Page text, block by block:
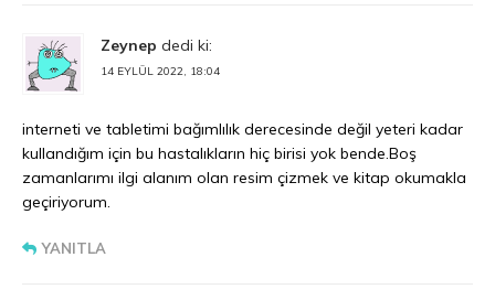
Zeynep dedi ki:
14 EYLÜL 2022, 18:04
interneti ve tabletimi bağımlılık derecesinde değil yeteri kadar
kullandığım için bu hastalıkların hiç birisi yok bende.Boş
zamanlarımı ilgi alanım olan resim çizmek ve kitap okumakla
geçiriyorum.
YANITLA